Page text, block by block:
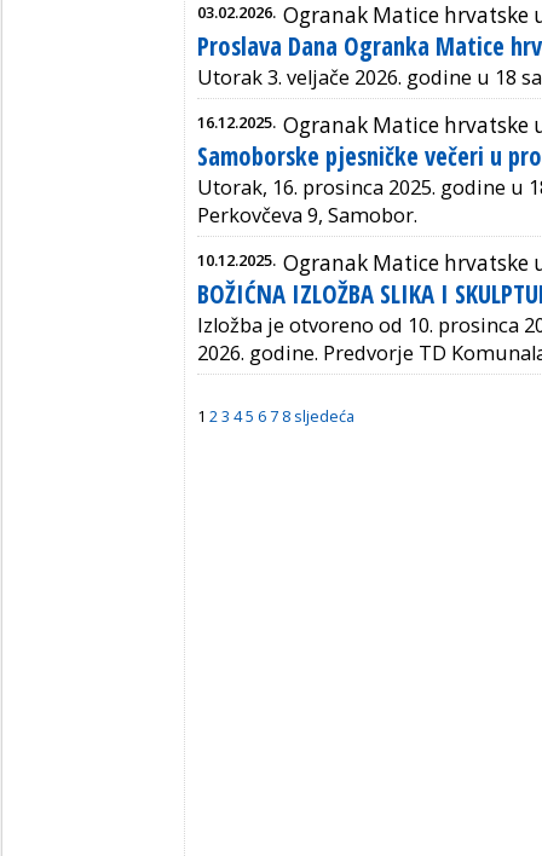
03.02.2026. Ogranak Matice hrvatske
Proslava Dana Ogranka Matice
Utorak 3. veljače 2026. godine u 18
16.12.2025. Ogranak Matice hrvatske
Samoborske pjesničke večeri u
Utorak, 16. prosinca 2025. godine u
Perkovčeva 9, Samobor.
10.12.2025. Ogranak Matice hrvatske
BOŽIĆNA IZLOŽBA SLIKA I
Izložba je otvoreno od 10. prosinca
2026. godine. Predvorje TD
1 23 45 6 7 8 sljedeća